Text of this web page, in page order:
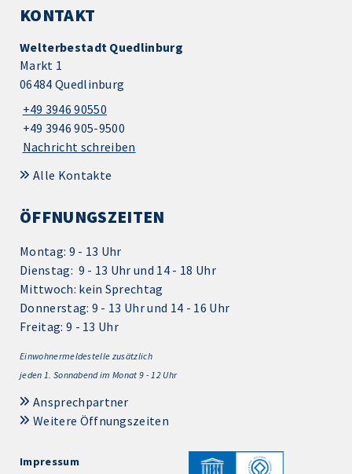
KONTAKT
Welterbestadt Quedlinburg
Markt 1
06484 Quedlinburg
+49 3946 90550
+49 3946 905-9500
Nachricht schreiben
Alle Kontakte
ÖFFNUNGSZEITEN
Montag: 9 - 13 Uhr
Dienstag: 9 - 13 Uhr und 14 - 18 Uhr
Mittwoch: kein Sprechtag
Donnerstag: 9 - 13 Uhr und 14 - 16 Uhr
Freitag: 9 - 13 Uhr
Einwohnermeldestelle zusätzlich
jeden 1. Sonnabend im Monat 9 - 12 Uhr
Ansprechpartner
Weitere Öffnungszeiten
Impressum